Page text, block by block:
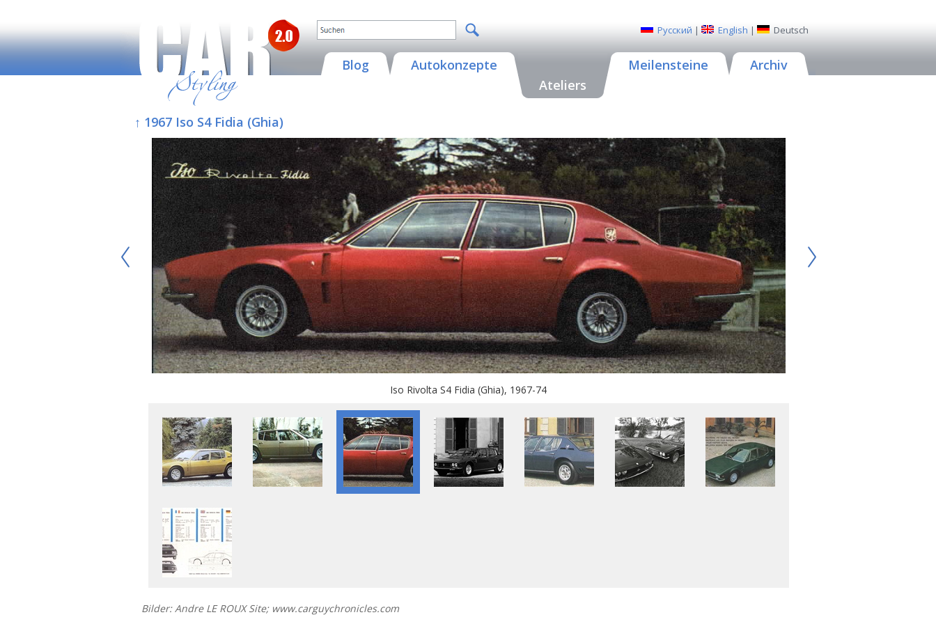
Русский | English | Deutsch
Blog
Autokonzepte
Ateliers
Meilensteine Archiv
↑ 1967 Iso S4 Fidia (Ghia)
Iso Rivolta S4 Fidia (Ghia), 1967-74
Bilder: Andre LE ROUX Site; www.carguychronicles.com